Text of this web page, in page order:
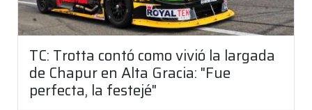
TC: Trotta contó como vivió la largada
de Chapur en Alta Gracia: "Fue
perfecta, la festejé"